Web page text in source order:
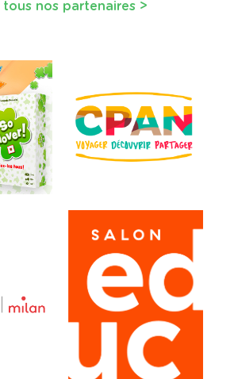
tous nos partenaires >